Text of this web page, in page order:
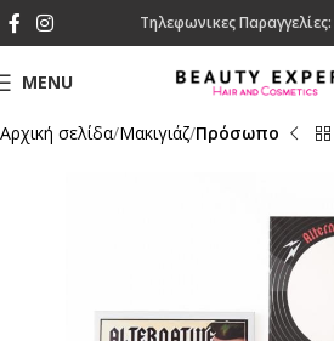
Τηλεφωνικες Παραγγελίες:
MENU
Αρχική σελίδα Mακιγιάζ Πρόσωπο